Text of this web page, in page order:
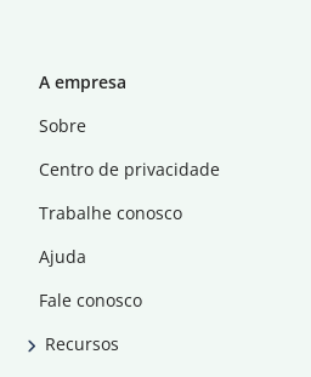
A empresa
Sobre
Centro de privacidade
Trabalhe conosco
Ajuda
Fale conosco
Recursos